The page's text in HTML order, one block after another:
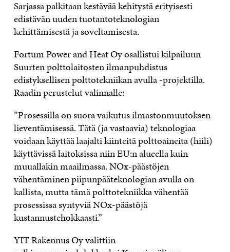
Sarjassa palkitaan kestävää kehitystä erityisesti
edistävän uuden tuotantoteknologian
kehittämisestä ja soveltamisesta.
Fortum Power and Heat Oy osallistui kilpailuun
Suurten polttolaitosten ilmanpuhdistus
edistyksellisen polttotekniikan avulla -projektilla.
Raadin perustelut valinnalle:
”Prosessilla on suora vaikutus ilmastonmuutoksen
lieventämisessä. Tätä (ja vastaavia) teknologiaa
voidaan käyttää laajalti kiinteitä polttoaineita (hiili)
käyttävissä laitoksissa niin EU:n alueella kuin
muuallakin maailmassa. NOx-päästöjen
vähentäminen piipunpääteknologian avulla on
kallista, mutta tämä polttotekniikka vähentää
prosessissa syntyviä NOx-päästöjä
kustannustehokkaasti.”
YIT Rakennus Oy valittiin